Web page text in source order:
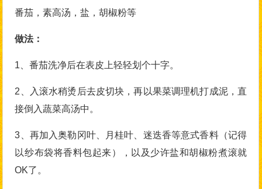
番茄，素高汤，盐，胡椒粉等
做法：
1、番茄洗净后在表皮上轻轻划个十字。
2、入滚水稍烫后去皮切块，再以果菜调理机打成泥，直
接倒入蔬菜高汤中。
3、再加入奥勒冈叶、月桂叶、迷迭香等意式香料（记得
以纱布袋将香料包起来），以及少许盐和胡椒粉煮滚就
OK了。